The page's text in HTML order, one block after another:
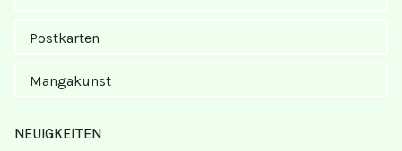
Postkarten
Mangakunst
NEUIGKEITEN